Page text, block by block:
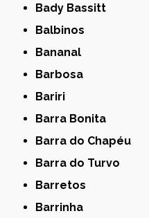
Bady Bassitt
Balbinos
Bananal
Barbosa
Bariri
Barra Bonita
Barra do Chapéu
Barra do Turvo
Barretos
Barrinha